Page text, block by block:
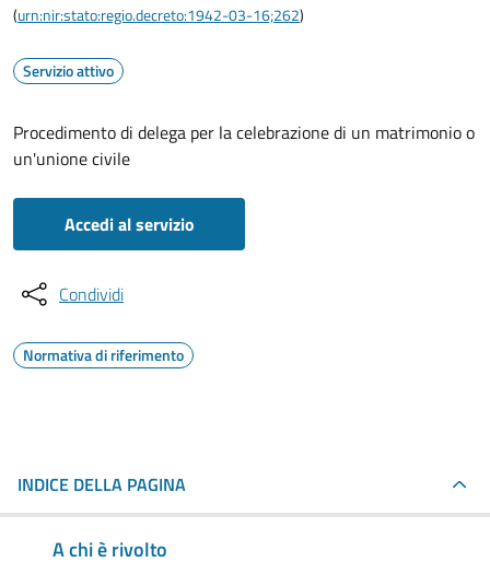
(urn:nir:stato:regio.decreto:1942-03-16;262)
Servizio attivo
Procedimento di delega per la celebrazione di un matrimonio o
un'unione civile
Accedi al servizio
Condividi
Normativa di riferimento
INDICE DELLA PAGINA
A chi è rivolto